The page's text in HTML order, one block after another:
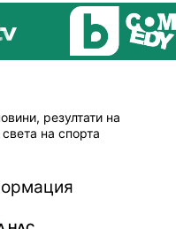
резултати на
на спорта